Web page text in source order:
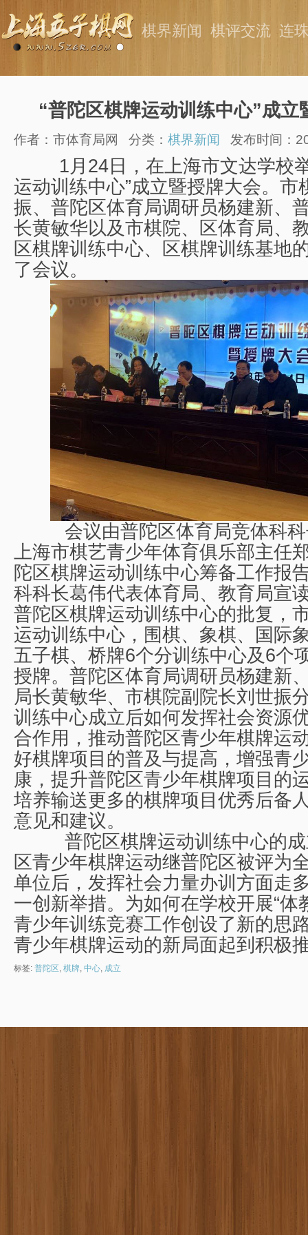
棋界新闻 棋评交流 连
“普陀区棋牌运动训练中心”成立
作者：市体育局网 分类： 棋界新闻 发布时间：
1月24日，在上海市文达学校
运动训练中心”成立暨授牌大会。市
振、普陀区体育局调研员杨建新、
长黄敏华以及市棋院、区体育局、
区棋牌训练中心、区棋牌训练基地
了会议。
会议由普陀区体育局竞体科科
上海市棋艺青少年体育俱乐部主任
陀区棋牌运动训练中心筹备工作报
科科长葛伟代表体育局、教育局宣
普陀区棋牌运动训练中心的批复，
运动训练中心，围棋、象棋、国际
五子棋、桥牌6个分训练中心及6个
授牌。普陀区体育局调研员杨建新
局长黄敏华、市棋院副院长刘世振
训练中心成立后如何发挥社会资源
合作用，推动普陀区青少年棋牌运
好棋牌项目的普及与提高，增强青
康，提升普陀区青少年棋牌项目的
培养输送更多的棋牌项目优秀后备
意见和建议。
普陀区棋牌运动训练中心的成
区青少年棋牌运动继普陀区被评为
单位后，发挥社会力量办训方面走
一创新举措。为如何在学校开展“体
青少年训练竞赛工作创设了新的思
青少年棋牌运动的新局面起到积极
标签: 普陀区, 棋牌, 中心, 成立